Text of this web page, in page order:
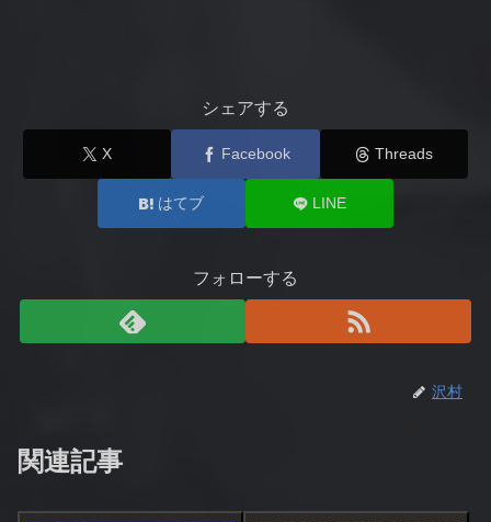
シェアする
X Facebook Threads
はてブ LINE
フォローする
沢村
関連記事